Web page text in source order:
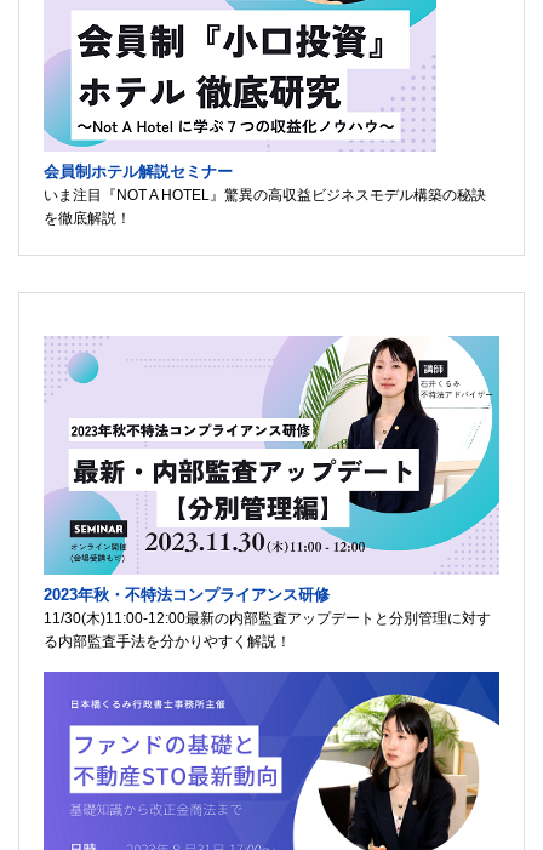
会員制ホテル解説セミナー
いま注目『NOT A HOTEL』驚異の高収益ビジネスモデル構築の秘訣
を徹底解説！
2023年秋・不特法コンプライアンス研修
11/30(木)11:00-12:00最新の内部監査アップデートと分別管理に対す
る内部監査手法を分かりやすく解説！